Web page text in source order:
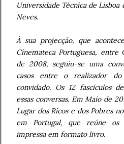
Universidade Técnica de Lisboa
Neves.
À sua projecção, que
Cinemateca Portuguesa,
de 2008, seguiu-se uma
casos entre o realizador
convidado. Os 12 fascículos
essas conversas. Em Maio de
Lugar dos Ricos e dos Pobres
em Portugal, que reúne os
impressa em formato livro.